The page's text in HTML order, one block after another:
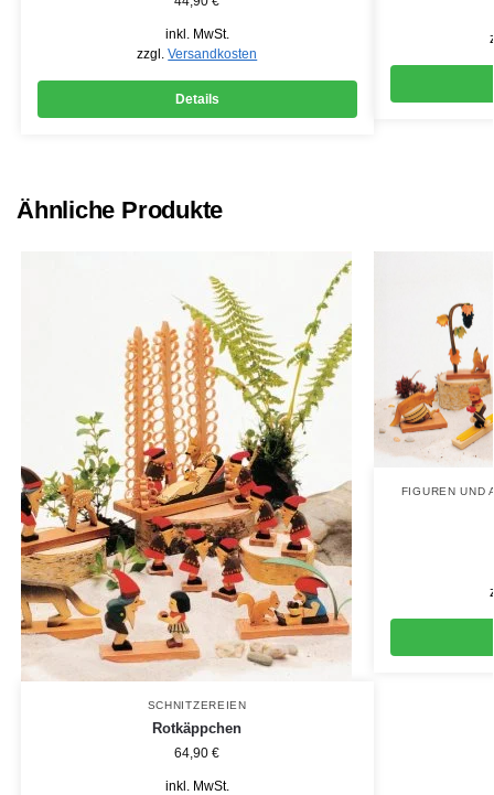
inkl. MwSt.
zzgl.Versandkosten
Details
Ähnliche Produkte
SCHNITZEREIEN
Rotkäppchen
64,90€
inkl. MwSt.
FIGUREN UND